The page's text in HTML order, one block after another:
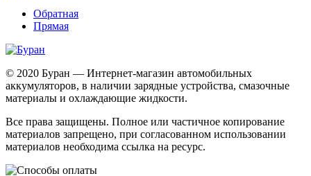
Обратная
Прямая
© 2020 Буран — Интернет-магазин автомобильных
аккумуляторов, в наличии зарядные устройства, смазочные
материалы и охлаждающие жидкости.
Все права защищены. Полное или частичное копирование
материалов запрещено, при согласованном использовании
материалов необходима ссылка на ресурс.